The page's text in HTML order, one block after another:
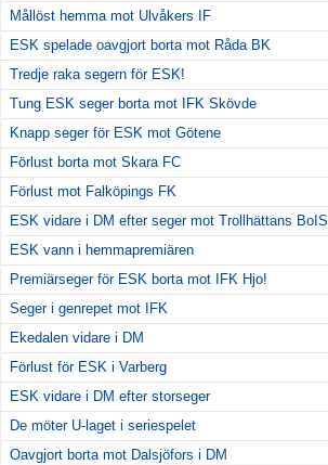
Mållöst hemma mot Ulvåkers IF
ESK spelade oavgjort borta mot Råda BK
Tredje raka segern för ESK!
Tung ESK seger borta mot IFK Skövde
Knapp seger för ESK mot Götene
Förlust borta mot Skara FC
Förlust mot Falköpings FK
ESK vidare i DM efter seger mot Trollhättans BoIS
ESK vann i hemmapremiären
Premiärseger för ESK borta mot IFK Hjo!
Seger i genrepet mot IFK
Ekedalen vidare i DM
Förlust för ESK i Varberg
ESK vidare i DM efter storseger
De möter U-laget i seriespelet
Oavgjort borta mot Dalsjöfors i DM